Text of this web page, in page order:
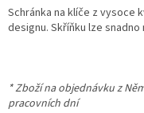
Schránka na klíče z vysoce
designu. Skříňku lze
* Zboží na objednávku z
pracovních dní